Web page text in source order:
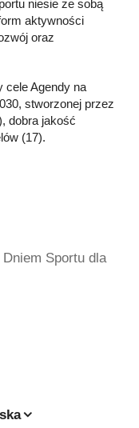
niesie ze sobą
aktywności
oraz
cele Agendy na
stworzonej przez
dobra jakość
(17).
Sportu dla